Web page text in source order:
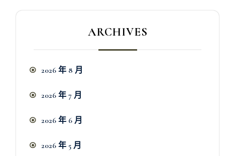
ARCHIVES
2026 年 8 月
2026 年 7 月
2026 年 6 月
2026 年 5 月